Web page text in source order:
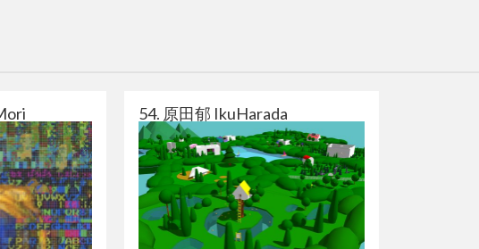
54. 原田郁 IkuHarada